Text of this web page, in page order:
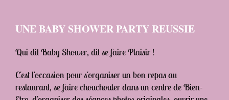
UNE BABY SHOWER PARTY REUSSIE
Qui dit Baby Shower, dit se faire Plaisir !
C'est l'occasion pour s'organiser un bon repas au
restaurant, se faire chouchouter dans un centre de Bien-